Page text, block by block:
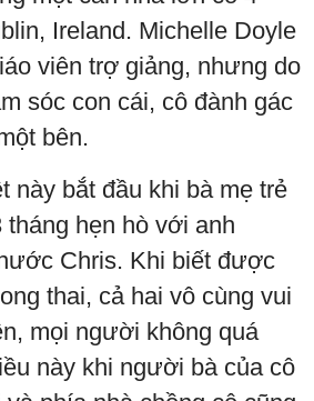
Ireland. Michelle Doyle
viên trợ giảng, nhưng do
sóc con cái, cô đành gác
bên.
này bắt đầu khi bà mẹ trẻ
tháng hẹn hò với anh
Chris. Khi biết được
thai, cả hai vô cùng vui
mọi người không quá
này khi người bà của cô